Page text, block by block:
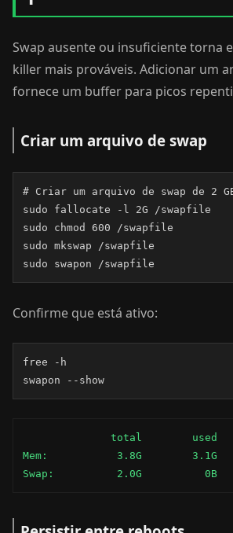
Swap ausente ou insuficiente torna
killer mais prováveis. Adicionar um
fornece um buffer para picos
Criar um arquivo de swap
# Criar um arquivo de swap de 2
sudo fallocate -l 2G /swapfile
sudo chmod 600 /swapfile
sudo mkswap /swapfile
sudo swapon /swapfile
Confirme que está ativo:
free -h
swapon --show
total        used
Mem:           3.8G        3.1G
Swap:          2.0G          0B